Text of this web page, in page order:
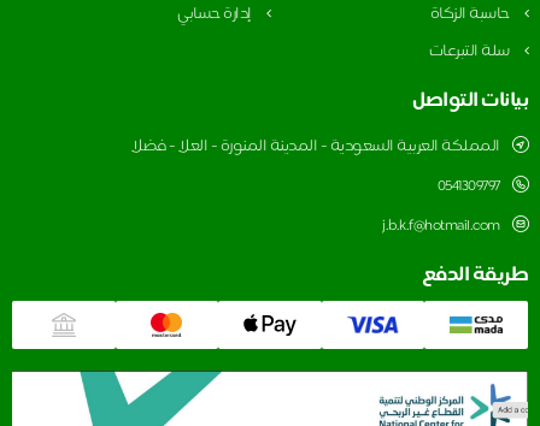
الزكاة
إدارة حسابي
التبرعات
التواصل
المملكة العربية السعودية - المدينة المنورة - العلا - فضلا
0541309797
j.b.k.f@hotmail.com
الدفع